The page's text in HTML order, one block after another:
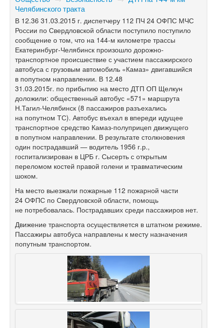
Челябинского тракта
В 12.36 31.03.2015 г. диспетчеру 112 ПЧ 24 ОФПС МЧС
России по Свердловской области поступило поступило
сообщение о том, что на 144-м километре трассы
Екатеринбург-Челябинск произошло дорожно-
транспортное происшествие с участием пассажирского
автобуса с грузовым автомобиль «Камаз» двигавшийся
в попутном направлении. В 12.48
31.03.2015г. по прибытию на место ДТП ОП Щелкун
доложили: общественный автобус «571» маршрута
Н.Тагил-Челябинск (8 пассажиров разъехались
на попутном ТС). Автобус въехал в впереди идущее
транспортное средство Камаз-полуприцеп движущего
в попутном направлении. В результате столкновения
один пострадавший — водитель 1956 г.р.,
госпитализирован в ЦРБ г. Сысерть с открытым
переломом костей правой голени и травматическим
шоком.
На место выезжали пожарные 112 пожарной части
24 ОФПС по Свердловской области, помощь
не потребовалась. Пострадавших среди пассажиров нет.
Движение транспорта осуществляется в штатном режиме.
Пассажиры автобуса направлены к месту назначения
попутным транспортом.